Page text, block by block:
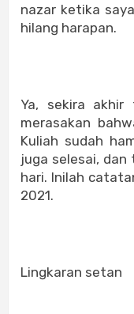
nazar ketika
hilang harapan.
Ya, sekira akhir
merasakan
Kuliah sudah
juga selesai,
hari. Inilah
2021.
Lingkaran setan